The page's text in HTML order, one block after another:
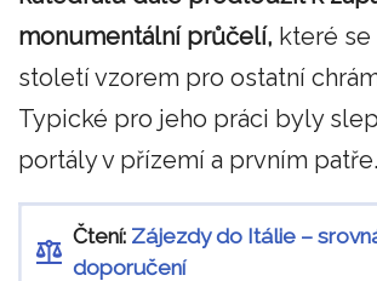
monumentální průčelí, které
století vzorem pro ostatní
Typické pro jeho práci byly
portály v přízemí a prvním patře.
Čtení: Zájezdy do Itálie –
doporučení